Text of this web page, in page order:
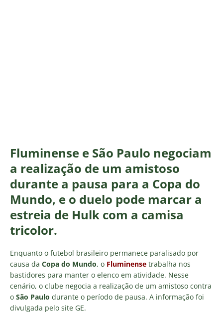
Fluminense e São Paulo negociam
a realização de um amistoso
durante a pausa para a Copa do
Mundo, e o duelo pode marcar a
estreia de Hulk com a camisa
tricolor.
Enquanto o futebol brasileiro permanece paralisado por
causa da Copa do Mundo, o Fluminense trabalha nos
bastidores para manter o elenco em atividade. Nesse
cenário, o clube negocia a realização de um amistoso contra
o São Paulo durante o período de pausa. A informação foi
divulgada pelo site GE.